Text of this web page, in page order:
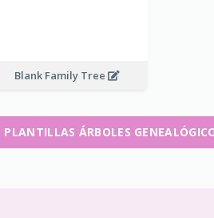
Blank Family Tree
ÁRBOLES